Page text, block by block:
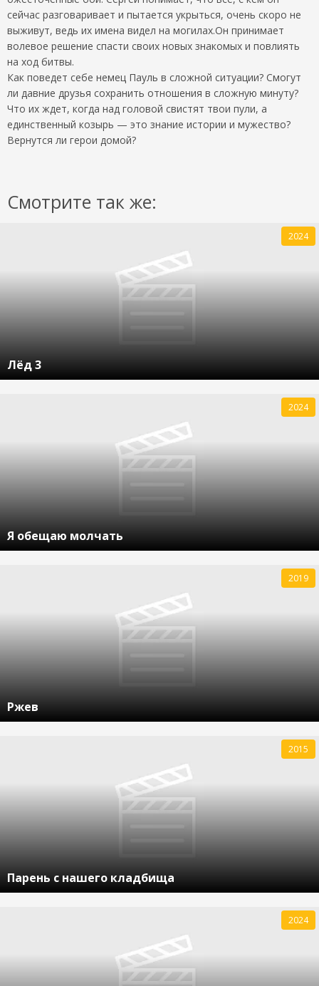
сейчас разговаривает и пытается укрыться, очень скоро не
выживут, ведь их имена видел на могилах.Он принимает
волевое решение спасти своих новых знакомых и повлиять
на ход битвы.
Как поведет себе немец Пауль в сложной ситуации? Смогут
ли давние друзья сохранить отношения в сложную минуту?
Что их ждет, когда над головой свистят твои пули, а
единственный козырь — это знание истории и мужество?
Вернутся ли герои домой?
Смотрите так же:
Лёд 3
2024
Я обещаю молчать
2024
Ржев
2019
Парень с нашего кладбища
2015
2024